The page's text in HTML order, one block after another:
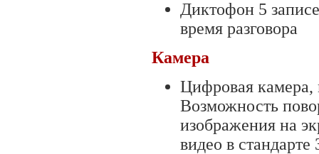
Диктофон 5
время разговора
Камера
Цифровая камера,
Возможность
изображения на
видео в стандарте